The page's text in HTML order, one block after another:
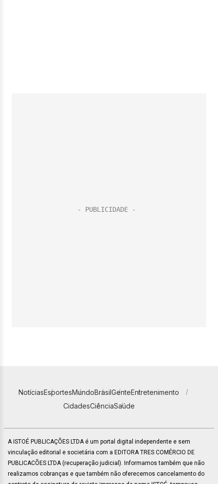
NotíciasEsportesMundoBrasilGenteEntretenimento
CidadesCiênciaSaúde
A ISTOÉ PUBLICAÇÕES LTDA é um portal digital independente e sem
vinculação editorial e societária com a EDITORA TRES COMÉRCIO DE
PUBLICACÕES LTDA (recuperação judicial). Informamos também que não
realizamos cobranças e que também não oferecemos cancelamento do